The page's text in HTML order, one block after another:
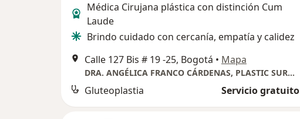
Médica Cirujana plástica con distinción Cum
Laude
Brindo cuidado con cercanía, empatía y calidez
Calle 127 Bis # 19 -25, Bogotá • Mapa
DRA. ANGÉLICA FRANCO CÁRDENAS, PLASTIC SURGERY - CIRUGÍA PLÁSTICA ESTÉTICA Y RECONSTRUCTIVA
Gluteoplastia Servicio gratuito